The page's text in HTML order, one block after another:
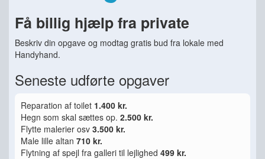
Få billig hjælp fra private
Beskriv din opgave og modtag gratis bud fra lokale med
Handyhand.
Seneste udførte opgaver
Reparation af toilet 1.400 kr.
Hegn som skal sættes op. 2.500 kr.
Flytte malerier osv 3.500 kr.
Male lille altan 710 kr.
Flytning af spejl fra galleri til lejlighed 499 kr.